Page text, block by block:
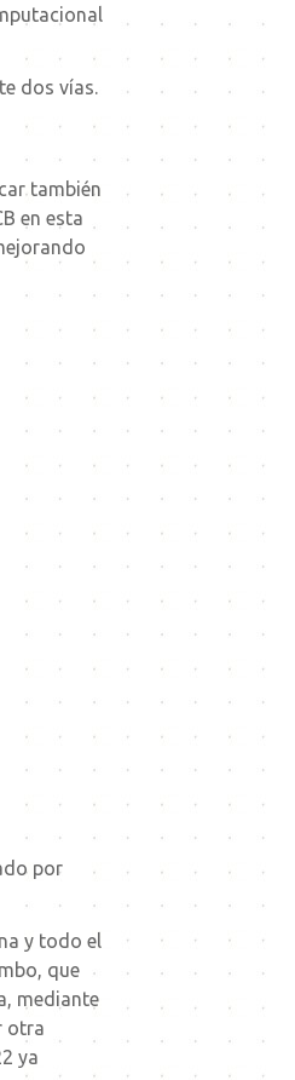
dos vías.
también
en esta
por
y todo el
que
mediante
otra
ya